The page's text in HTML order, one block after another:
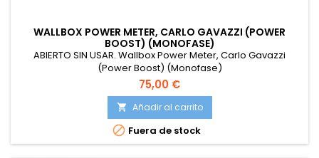
WALLBOX POWER METER, CARLO GAVAZZI (POWER
BOOST) (MONOFASE)
ABIERTO SIN USAR. Wallbox Power Meter, Carlo Gavazzi
(Power Boost) (Monofase)
75,00 €
 Añadir al carrito
 Fuera de stock